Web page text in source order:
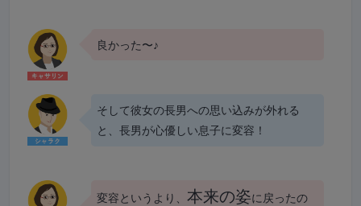
良かった〜♪
そして彼女の長男への思い込みが外れる
と、長男が心優しい息子に変容！
変容というより、 本来の姿に戻ったの